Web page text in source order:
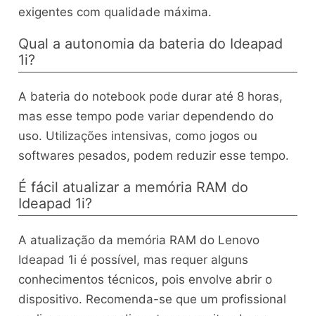
exigentes com qualidade máxima.
Qual a autonomia da bateria do Ideapad
1i?
A bateria do notebook pode durar até 8 horas,
mas esse tempo pode variar dependendo do
uso. Utilizações intensivas, como jogos ou
softwares pesados, podem reduzir esse tempo.
É fácil atualizar a memória RAM do
Ideapad 1i?
A atualização da memória RAM do Lenovo
Ideapad 1i é possível, mas requer alguns
conhecimentos técnicos, pois envolve abrir o
dispositivo. Recomenda-se que um profissional